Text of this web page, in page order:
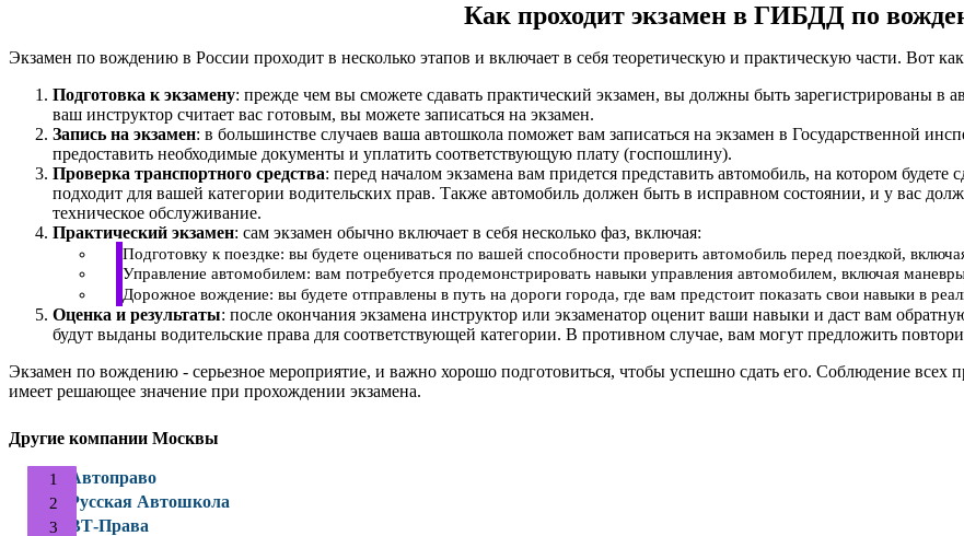
Как проходит экзамен в ГИБДД по
Экзамен по вождению в России проходит в несколько этапов и включает в себя теоретическую и практическую части. Вот
Подготовка к экзамену: прежде чем вы сможете сдавать практический экзамен, вы должны быть зарегистрированы
ваш инструктор считает вас готовым, вы можете записаться на экзамен.
Запись на экзамен: в большинстве случаев ваша автошкола поможет вам записаться на экзамен в Государственной
предоставить необходимые документы и уплатить соответствующую плату (госпошлину).
Проверка транспортного средства: перед началом экзамена вам придется представить автомобиль, на котором
подходит для вашей категории водительских прав. Также автомобиль должен быть в исправном состоянии, и у вас
техническое обслуживание.
Практический экзамен: сам экзамен обычно включает в себя несколько фаз, включая:
Подготовку к поездке: вы будете оцениваться по вашей способности проверить автомобиль перед поездкой,
Управление автомобилем: вам потребуется продемонстрировать навыки управления автомобилем, включая
Дорожное вождение: вы будете отправлены в путь на дороги города, где вам предстоит показать свои навыки в
Оценка и результаты: после окончания экзамена инструктор или экзаменатор оценит ваши навыки и даст вам
будут выданы водительские права для соответствующей категории. В противном случае, вам могут предложить
Экзамен по вождению - серьезное мероприятие, и важно хорошо подготовиться, чтобы успешно сдать его. Соблюдение
имеет решающее значение при прохождении экзамена.
Другие компании Москвы
Автоправо
Русская Автошкола
ВТ-Права